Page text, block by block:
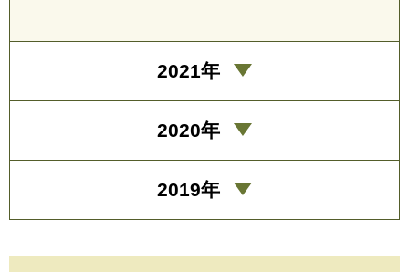
2021年
2020年
2019年